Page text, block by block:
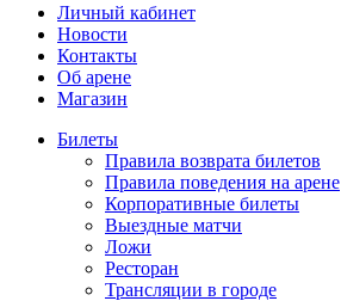
Личный кабинет
Новости
Контакты
Об арене
Магазин
Билеты
Правила возврата билетов
Правила поведения на арене
Корпоративные билеты
Выездные матчи
Ложи
Ресторан
Трансляции в городе